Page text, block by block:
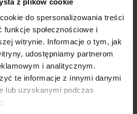
do spersonalizowania treści
funkcje społecznościowe i
witrynie. Informacje o tym, jak
udostępniamy partnerom
i analitycznym.
te informacje z innymi danymi
lub uzyskanymi podczas
28 [mm]
zewnętrzny, M4
Cynk (Zn)
i środowisku wilgotnym.
6 [g]
stal niskowęglowa